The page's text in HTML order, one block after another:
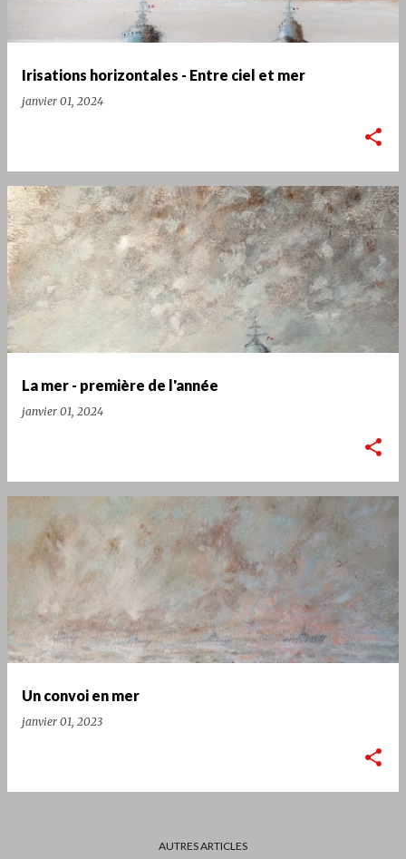
Irisations horizontales - Entre ciel et mer
janvier 01, 2024
La mer - première de l'année
janvier 01, 2024
Un convoi en mer
janvier 01, 2023
AUTRES ARTICLES